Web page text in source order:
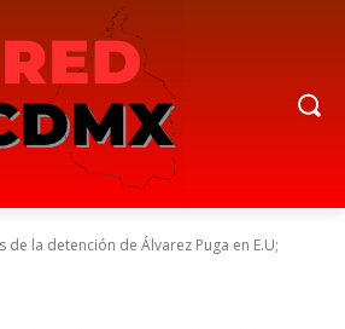
de la detención de Álvarez Puga en E.U;